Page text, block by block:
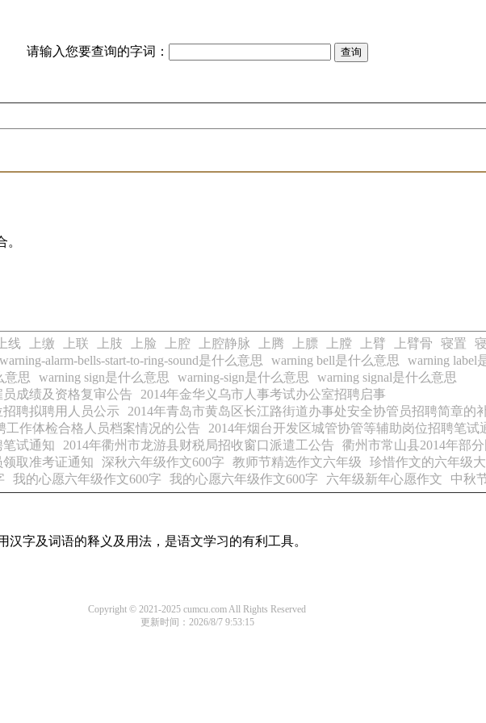
请输入您要查询的字词：
上线 上缴 上联 上肢 上脸 上腔 上腔静脉 上腾 上膘 上膛 上臂 上臂骨 寝置
warning-alarm-bells-start-to-ring-sound是什么意思 warning bell是什么意思 warning label
意思 warning sign是什么意思 warning-sign是什么意思
warning signal是什么意思
成绩及资格复审公告
2014年金华义乌市人事考试办公室招聘启事
聘拟聘用人员公示
2014年青岛市黄岛区长江路街道办事处安全协管员招聘简章的
工作体检合格人员档案情况的公告
2014年烟台开发区城管协管等辅助岗位招聘笔试
试通知
2014年衢州市龙游县财税局招收窗口派遣工公告
衢州市常山县2014年部
取准考证通知
深秋六年级作文600字 教师节精选作文六年级 珍惜作文的六年级
我的心愿六年级作文600字 我的心愿六年级作文600字 六年级新年心愿作文 中秋
字及词语的释义及用法，是语文学习的有利工具。
Copyright © 2021-2025 cumcu.com All Rights Reserved
更新时间：2026/8/7 9:53:15